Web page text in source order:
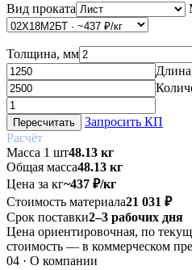
Вид проката
Толщина, мм
Пересчитать
Запросить КП
Расчёт
Масса 1 шт48.13 кг
Общая масса48.13 кг
Цена за кг~437 ₽/кг
Стоимость материала21 031 ₽
Срок поставки2–3 рабочих дня
Цена ориентировочная, по
стоимость — в коммерческом
04 · О компании